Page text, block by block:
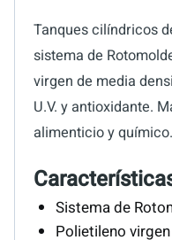
Tanques cilíndricos
sistema de
virgen de media
U.V. y antioxidante.
alimenticio y químico.
Sistema de
Polietileno